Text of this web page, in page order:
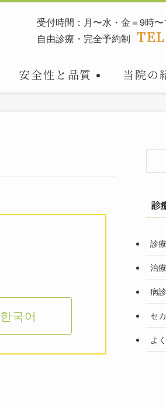
受付時間：月〜水・金＝9時
自由診療・完全予約制
安全性と品質 当院の
한국어
診
診
治
病
セ
よ